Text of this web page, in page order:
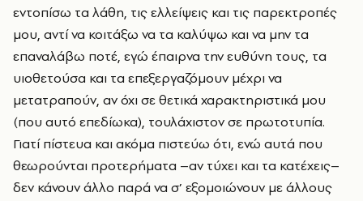
εντοπίσω τα λάθη, τις ελλείψεις και τις παρεκτροπές
μου, αντί να κοιτάξω να τα καλύψω και να μην τα
επαναλάβω ποτέ, εγώ έπαιρνα την ευθύνη τους, τα
υιοθετούσα και τα επεξεργαζόμουν μέχρι να
μετατραπούν, αν όχι σε θετικά χαρακτηριστικά μου
(που αυτό επεδίωκα), τουλάχιστον σε πρωτοτυπία.
Γιατί πίστευα και ακόμα πιστεύω ότι, ενώ αυτά που
θεωρούνται προτερήματα –αν τύχει και τα κατέχεις–
δεν κάνουν άλλο παρά να σ’ εξομοιώνουν με άλλους